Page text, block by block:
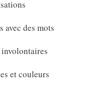
avec des mots
et couleurs